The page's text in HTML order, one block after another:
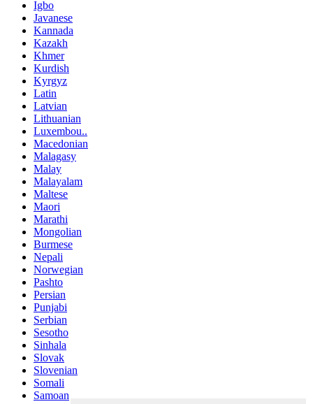
Igbo
Javanese
Kannada
Kazakh
Khmer
Kurdish
Kyrgyz
Latin
Latvian
Lithuanian
Luxembou..
Macedonian
Malagasy
Malay
Malayalam
Maltese
Maori
Marathi
Mongolian
Burmese
Nepali
Norwegian
Pashto
Persian
Punjabi
Serbian
Sesotho
Sinhala
Slovak
Slovenian
Somali
Samoan